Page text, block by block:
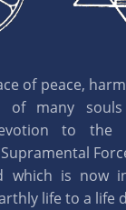
of peace,
of many
to the
which is now
life to a life